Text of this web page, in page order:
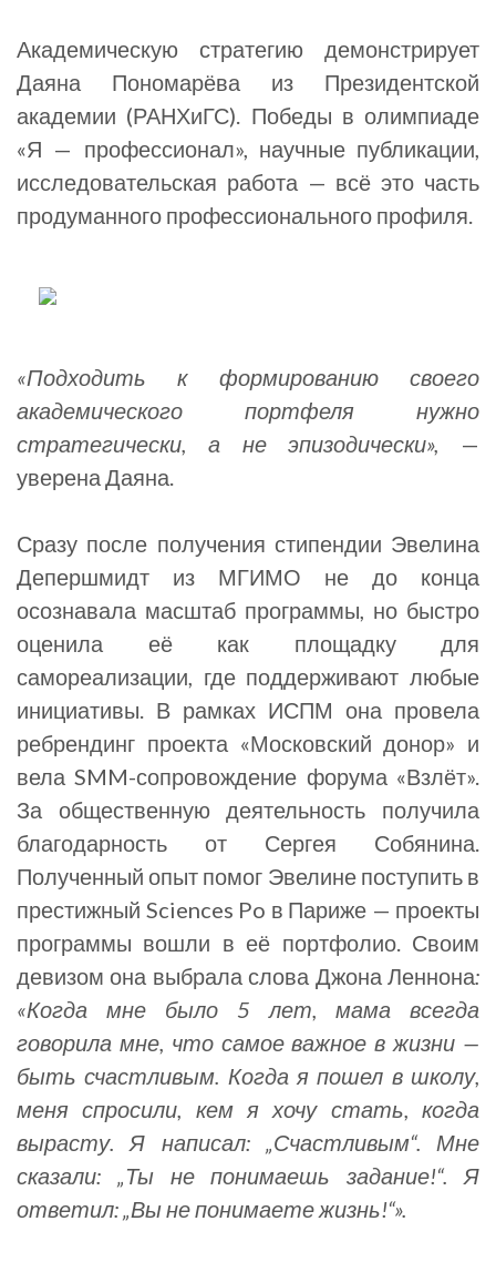
Академическую стратегию демонстрирует
Даяна Пономарёва из Президентской
академии (РАНХиГС). Победы в олимпиаде
«Я — профессионал», научные публикации,
исследовательская работа — всё это часть
продуманного профессионального профиля.
«Подходить к формированию своего
академического портфеля нужно
стратегически, а не эпизодически», —
уверена Даяна.
Сразу после получения стипендии Эвелина
Депершмидт из МГИМО не до конца
осознавала масштаб программы, но быстро
оценила её как площадку для
самореализации, где поддерживают любые
инициативы. В рамках ИСПМ она провела
ребрендинг проекта «Московский донор» и
вела SMM-сопровождение форума «Взлёт».
За общественную деятельность получила
благодарность от Сергея Собянина.
Полученный опыт помог Эвелине поступить в
престижный Sciences Po в Париже — проекты
программы вошли в её портфолио. Своим
девизом она выбрала слова Джона Леннона:
«Когда мне было 5 лет, мама всегда
говорила мне, что самое важное в жизни —
быть счастливым. Когда я пошел в школу,
меня спросили, кем я хочу стать, когда
вырасту. Я написал: „Счастливым“. Мне
сказали: „Ты не понимаешь задание!“. Я
ответил: „Вы не понимаете жизнь!“».